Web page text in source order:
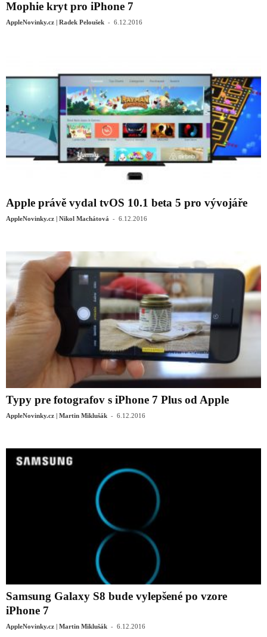
Mophie kryt pro iPhone 7
AppleNovinky.cz | Radek Peloušek - 6.12.2016
Apple právě vydal tvOS 10.1 beta 5 pro vývojáře
AppleNovinky.cz | Nikol Machátová - 6.12.2016
Typy pre fotografov s iPhone 7 Plus od Apple
AppleNovinky.cz | Martin Miklušák - 6.12.2016
Samsung Galaxy S8 bude vylepšené po vzore
iPhone 7
AppleNovinky.cz | Martin Miklušák - 6.12.2016